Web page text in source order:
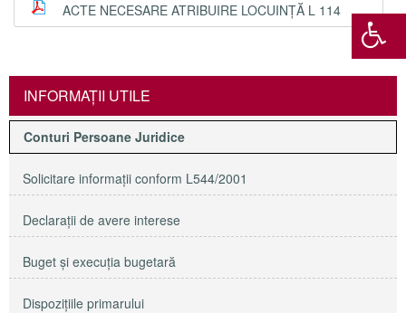
ACTE NECESARE ATRIBUIRE LOCUINȚĂ L 114
INFORMAŢII UTILE
Conturi Persoane Juridice
Solicitare informaţii conform L544/2001
Declaraţii de avere interese
Buget şi execuţia bugetară
Dispoziţiile primarului